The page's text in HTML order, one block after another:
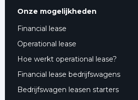
Onze mogelijkheden
Financial lease
Operational lease
Hoe werkt operational lease?
Financial lease bedrijfswagens
Bedrijfswagen leasen starters